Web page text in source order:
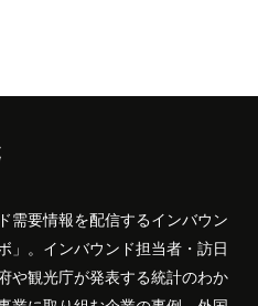
需要情報を配信するインバウン
」。インバウンド担当者・訪日
や観光庁が発表する統計のわか